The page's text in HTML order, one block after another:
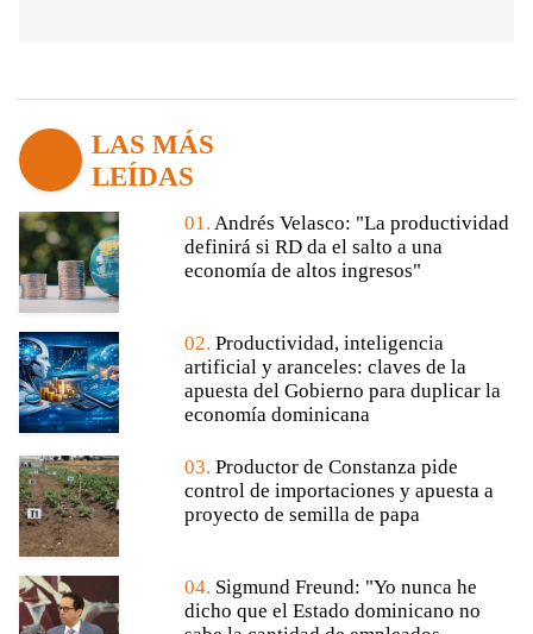
LAS MÁS
LEÍDAS
01. Andrés Velasco: "La productividad
definirá si RD da el salto a una
economía de altos ingresos"
02. Productividad, inteligencia
artificial y aranceles: claves de la
apuesta del Gobierno para duplicar la
economía dominicana
03. Productor de Constanza pide
control de importaciones y apuesta a
proyecto de semilla de papa
04. Sigmund Freund: "Yo nunca he
dicho que el Estado dominicano no